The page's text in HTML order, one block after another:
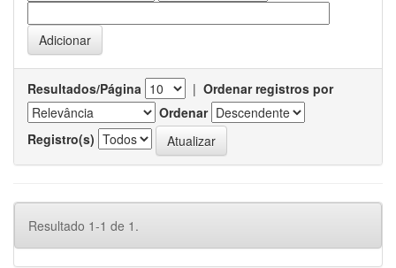
Resultados/Página | Ordenar registros por
Ordenar
Registro(s)
Resultado 1-1 de 1.